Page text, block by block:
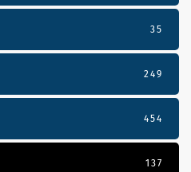
35
249
454
137